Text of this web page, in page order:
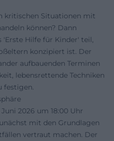
kritischen Situationen mit
können? Dann
'Erste Hilfe für Kinder' teil,
konzipiert ist. Der
aufbauenden Terminen
lebensrettende Techniken
festigen.
2026 um 18:00 Uhr
mit den Grundlagen
vertraut machen. Der